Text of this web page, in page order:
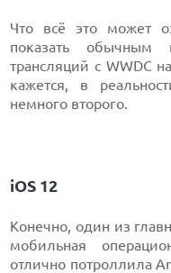
Что всё это может
показать обычным
трансляций с WWDC
кажется, в
немного второго.
iOS 12
Конечно, один из
мобильная
отлично потроллила